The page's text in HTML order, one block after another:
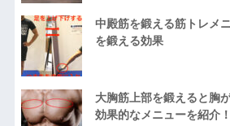
中殿筋を鍛える筋トレメ
を鍛える効果
大胸筋上部を鍛えると胸
効果的なメニューを紹介！